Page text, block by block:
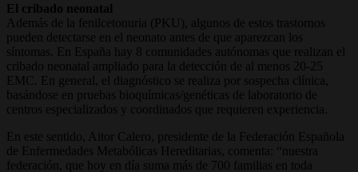
El cribado neonatal
Además de la fenilcetonuria (PKU), algunos de estos trastornos
pueden detectarse en el neonato antes de que aparezcan los
síntomas. En España hay 8 comunidades autónomas que realizan el
cribado neonatal ampliado para la detección de al menos 20-25
EMC. En general, el diagnóstico se realiza por sospecha clínica,
basándose en pruebas bioquímicas/genéticas de laboratorio de
centros especializados y coordinados que requieren experiencia.
En este sentido, Aitor Calero, presidente de la Federación Española
de Enfermedades Metabólicas Hereditarias, comenta: “nuestra
federación, que hoy en día suma más de 700 familias en toda